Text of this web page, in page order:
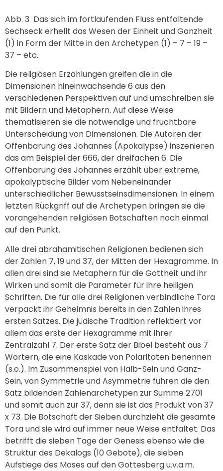
Abb. 3 Das sich im fortlaufenden Fluss entfaltende
Sechseck erhellt das Wesen der Einheit und Ganzheit
(1) in Form der Mitte in den Archetypen (1) – 7 – 19 –
37 – etc.
Die religiösen Erzählungen greifen die in die
Dimensionen hineinwachsende 6 aus den
verschiedenen Perspektiven auf und umschreiben sie
mit Bildern und Metaphern. Auf diese Weise
thematisieren sie die notwendige und fruchtbare
Unterscheidung von Dimensionen. Die Autoren der
Offenbarung des Johannes (Apokalypse) inszenieren
das am Beispiel der 666, der dreifachen 6. Die
Offenbarung des Johannes erzählt über extreme,
apokalyptische Bilder vom Nebeneinander
unterschiedlicher Bewusstseinsdimensionen. In einem
letzten Rückgriff auf die Archetypen bringen sie die
vorangehenden religiösen Botschaften noch einmal
auf den Punkt.
Alle drei abrahamitischen Religionen bedienen sich
der Zahlen 7, 19 und 37, der Mitten der Hexagramme. In
allen drei sind sie Metaphern für die Gottheit und ihr
Wirken und somit die Parameter für ihre heiligen
Schriften. Die für alle drei Religionen verbindliche Tora
verpackt ihr Geheimnis bereits in den Zahlen ihres
ersten Satzes. Die jüdische Tradition reflektiert vor
allem das erste der Hexagramme mit ihrer
Zentralzahl 7. Der erste Satz der Bibel besteht aus 7
Wörtern, die eine Kaskade von Polaritäten benennen
(s.o.). Im Zusammenspiel von Halb-Sein und Ganz-
Sein, von Symmetrie und Asymmetrie führen die den
Satz bildenden Zahlenarchetypen zur Summe 2701
und somit auch zur 37, denn sie ist das Produkt von 37
x 73. Die Botschaft der Sieben durchzieht die gesamte
Tora und sie wird auf immer neue Weise entfaltet. Das
betrifft die sieben Tage der Genesis ebenso wie die
Struktur des Dekalogs (10 Gebote), die sieben
Aufstiege des Moses auf den Gottesberg u.v.a.m.